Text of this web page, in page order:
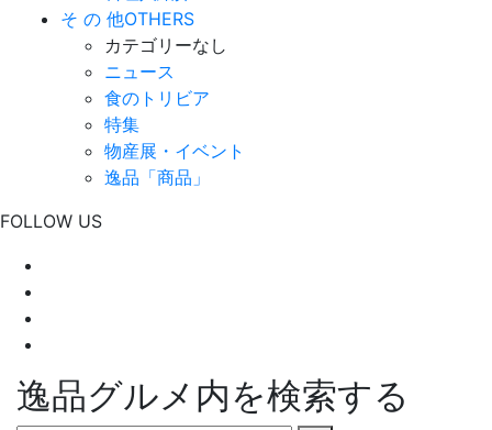
そ の 他OTHERS
カテゴリーなし
ニュース
食のトリビア
特集
物産展・イベント
逸品「商品」
FOLLOW US
逸品グルメ内を検索する